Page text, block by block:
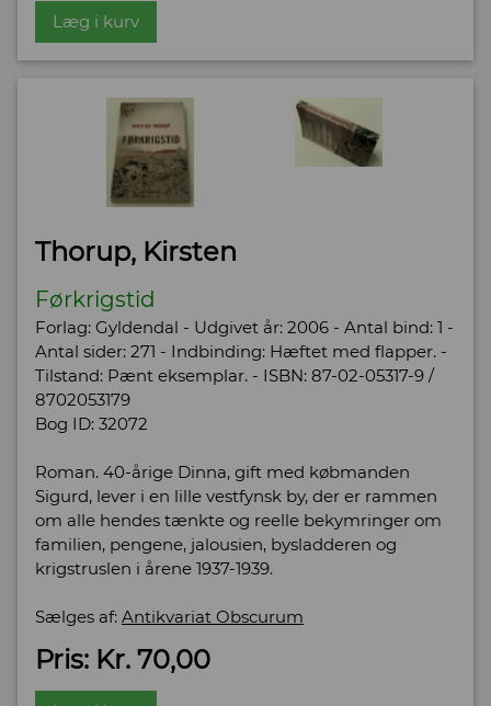
Læg i kurv
Thorup, Kirsten
Førkrigstid
Forlag: Gyldendal - Udgivet år: 2006 - Antal bind: 1 -
Antal sider: 271 - Indbinding: Hæftet med flapper. -
Tilstand: Pænt eksemplar. - ISBN: 87-02-05317-9 /
8702053179
Bog ID: 32072
Roman. 40-årige Dinna, gift med købmanden
Sigurd, lever i en lille vestfynsk by, der er rammen
om alle hendes tænkte og reelle bekymringer om
familien, pengene, jalousien, bysladderen og
krigstruslen i årene 1937-1939.
Sælges af: Antikvariat Obscurum
Pris: Kr. 70,00